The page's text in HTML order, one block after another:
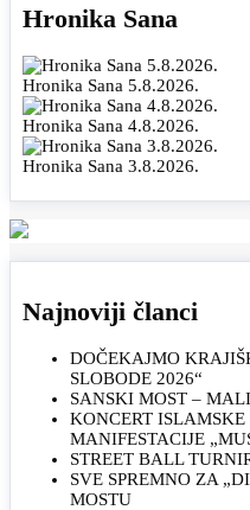
Hronika Sana
Hronika Sana 5.8.2026.
Hronika Sana 4.8.2026.
Hronika Sana 3.8.2026.
Najnoviji članci
DOČEKAJMO
SLOBODE 2026“
SANSKI MOST –
KONCERT
MANIFESTACIJE
STREET BALL
SVE SPREMNO ZA
MOSTU